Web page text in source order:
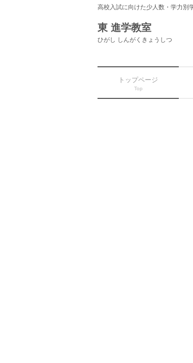
高校入試に向けた少人数・学力別
東 進学教室
ひがし しんがくきょうしつ
トップページ
Top